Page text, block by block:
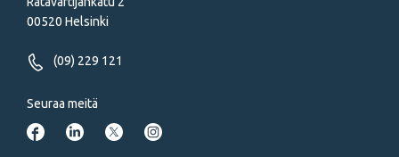
00520 Helsinki
(09) 229 121
Seuraa meitä